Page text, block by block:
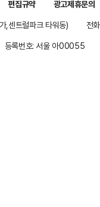
편집규약
광고제휴문의
,센트럴파크 타워동)
전
등록번호: 서울 아00055